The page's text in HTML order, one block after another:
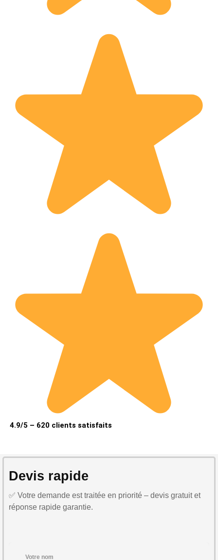
4.9/5 – 620 clients satisfaits
Devis rapide
✅ Votre demande est traitée en priorité – devis gratuit et
réponse rapide garantie.
Votre nom